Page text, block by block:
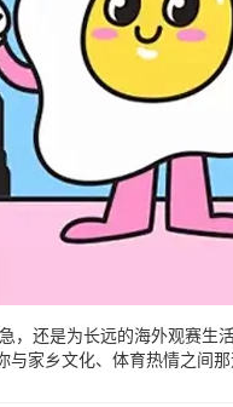
，还是为长远的海外观赛
家乡文化、体育热情之间那